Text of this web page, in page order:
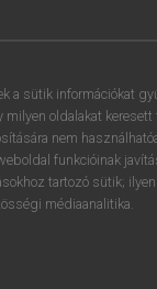
ELŐFIZETÉSED?
a sütik információkat
oldalakat keresett
nem
funkcióinak
tartozó sütik;
médiaanalitika.
8 9
u i
k l é
m , .